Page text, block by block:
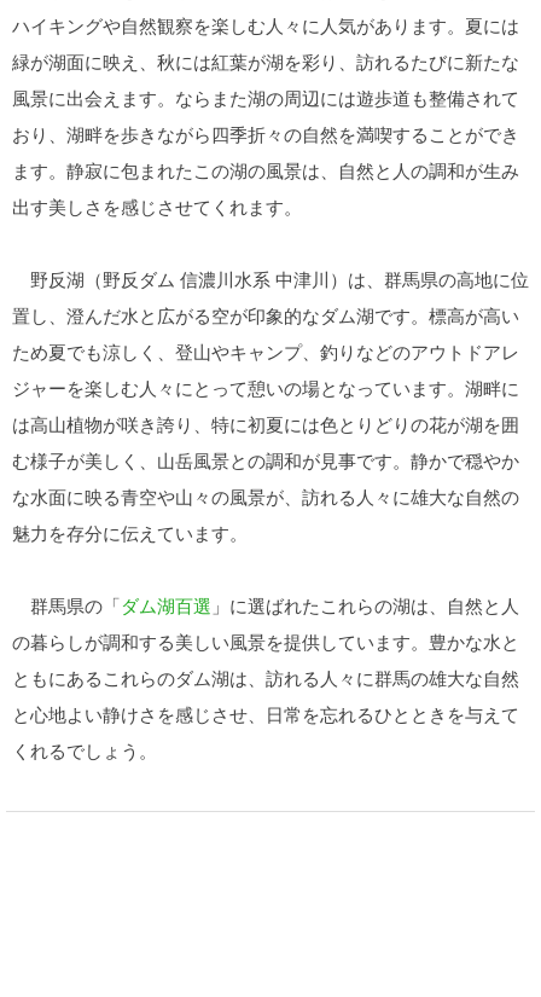
ハイキングや自然観察を楽しむ人々に人気があります。夏には
緑が湖面に映え、秋には紅葉が湖を彩り、訪れるたびに新たな
風景に出会えます。ならまた湖の周辺には遊歩道も整備されて
おり、湖畔を歩きながら四季折々の自然を満喫することができ
ます。静寂に包まれたこの湖の風景は、自然と人の調和が生み
出す美しさを感じさせてくれます。
野反湖（野反ダム 信濃川水系 中津川）は、群馬県の高地に位
置し、澄んだ水と広がる空が印象的なダム湖です。標高が高い
ため夏でも涼しく、登山やキャンプ、釣りなどのアウトドアレ
ジャーを楽しむ人々にとって憩いの場となっています。湖畔に
は高山植物が咲き誇り、特に初夏には色とりどりの花が湖を囲
む様子が美しく、山岳風景との調和が見事です。静かで穏やか
な水面に映る青空や山々の風景が、訪れる人々に雄大な自然の
魅力を存分に伝えています。
群馬県の「ダム湖百選 」に選ばれたこれらの湖は、自然と人
の暮らしが調和する美しい風景を提供しています。豊かな水と
ともにあるこれらのダム湖は、訪れる人々に群馬の雄大な自然
と心地よい静けさを感じさせ、日常を忘れるひとときを与えて
くれるでしょう。